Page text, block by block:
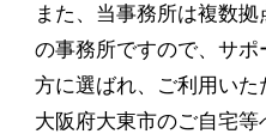
また、当事務所は複数拠
の事務所ですので、サ
方に選ばれ、ご利用いた
大阪府大東市のご自宅